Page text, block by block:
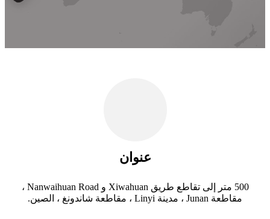
عنوان
500 متر إلى تقاطع طريق Xiwahuan و Nanwaihuan Road ،
مقاطعة Junan ، مدينة Linyi ، مقاطعة شاندونغ ، الصين.